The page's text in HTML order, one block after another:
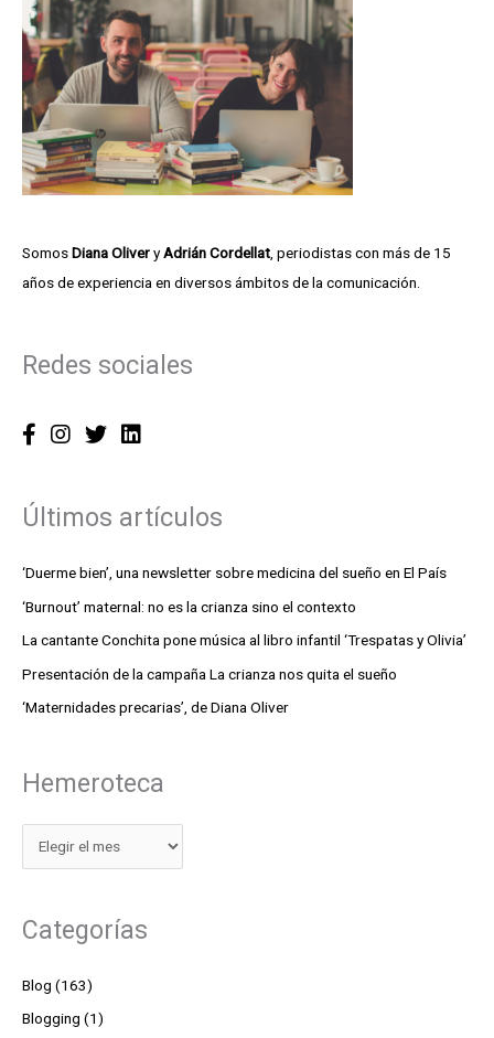
p
o
r
SomosDiana OliveryAdrián Cordellat , periodistas con más de 15
años de experiencia en diversos ámbitos de la comunicación.
Redes sociales
Últimos artículos
‘Duerme bien’, una newsletter sobre medicina del sueño en El País
‘Burnout’ maternal: no es la crianza sino el contexto
La cantante Conchita pone música al libro infantil ‘Trespatas y Olivia’
Presentación de la campaña La crianza nos quita el sueño
‘Maternidades precarias’, de Diana Oliver
Hemeroteca
e
c
a
Categorías
Blog (163)
Blogging (1)